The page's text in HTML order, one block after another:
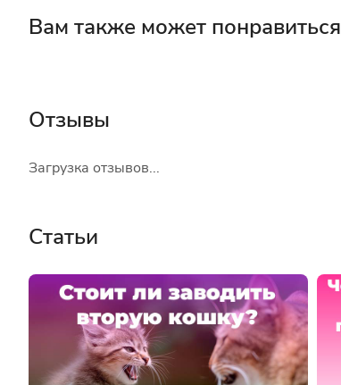
Вам также может понравиться
Отзывы
Загрузка отзывов...
Статьи